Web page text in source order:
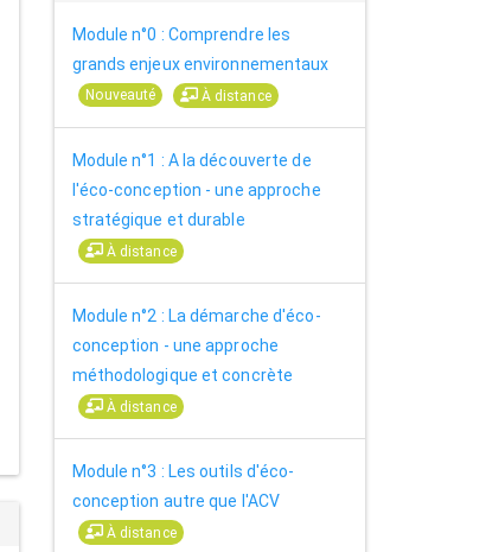
Module n°0 : Comprendre les
grands enjeux environnementaux
Nouveauté À distance
Module n°1 : A la découverte de
l'éco-conception - une approche
stratégique et durable
À distance
Module n°2 : La démarche d'éco-
conception - une approche
méthodologique et concrète
À distance
Module n°3 : Les outils d'éco-
conception autre que l'ACV
À distance